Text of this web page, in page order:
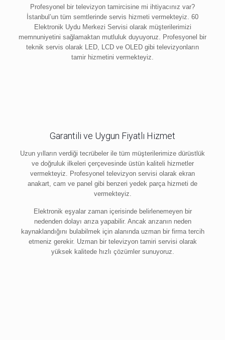
Profesyonel bir televizyon tamircisine mi ihtiyacınız var?
İstanbul’un tüm semtlerinde servis hizmeti vermekteyiz. 60
Elektronik Uydu Merkezi Servisi olarak müşterilerimizi
memnuniyetini sağlamaktan mutluluk duyuyoruz. Profesyonel bir
teknik servis olarak LED, LCD ve OLED gibi televizyonların
tamir hizmetini vermekteyiz.
Garantili ve Uygun Fiyatlı Hizmet
Uzun yılların verdiği tecrübeler ile tüm müşterilerimize dürüstlük
ve doğruluk ilkeleri çerçevesinde üstün kaliteli hizmetler
vermekteyiz. Profesyonel televizyon servisi olarak ekran
anakart, cam ve panel gibi benzeri yedek parça hizmeti de
vermekteyiz.
Elektronik eşyalar zaman içerisinde belirlenemeyen bir
nedenden dolayı arıza yapabilir. Ancak arızanın neden
kaynaklandığını bulabilmek için alanında uzman bir firma tercih
etmeniz gerekir. Uzman bir televizyon tamiri servisi olarak
yüksek kalitede hızlı çözümler sunuyoruz.